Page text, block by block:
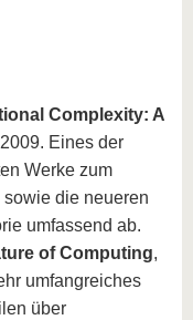
Complexity: A
Eines der
Werke zum
die neueren
umfassend ab.
of Computing,
umfangreiches
über